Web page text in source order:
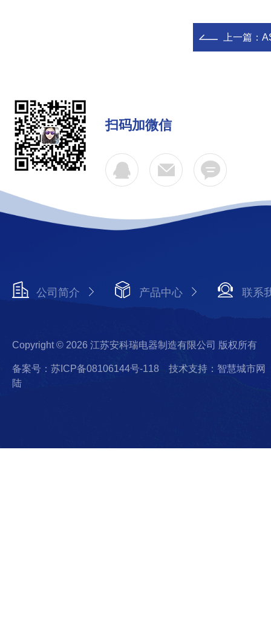
上一篇：
扫码加微信
公司简介 产品中心 联系
Copyright © 2026 江苏安科瑞电器制造有限公司 版权所有
备案号：苏ICP备08106144号-118
技术支持：智慧城市网
陆